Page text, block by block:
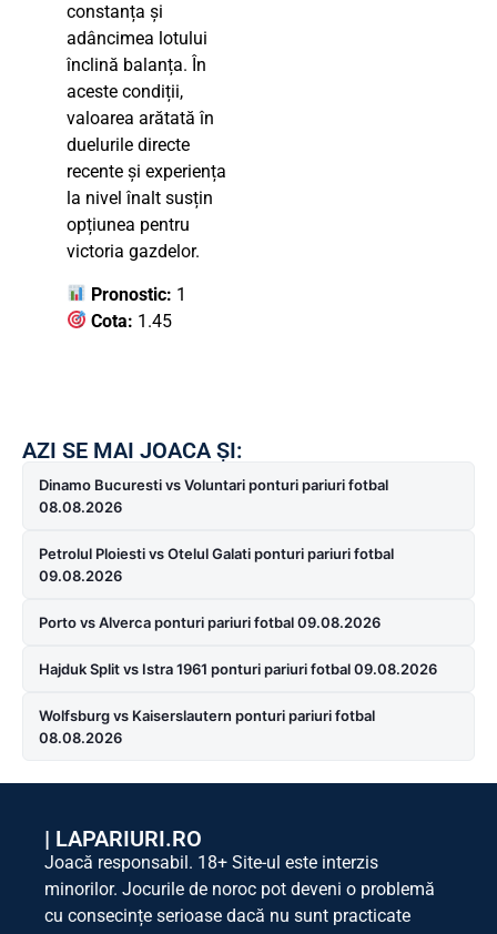
constanța și
adâncimea lotului
înclină balanța. În
aceste condiții,
valoarea arătată în
duelurile directe
recente și experiența
la nivel înalt susțin
opțiunea pentru
victoria gazdelor.
Pronostic: 1
Cota: 1.45
AZI SE MAI JOACA ȘI:
Dinamo Bucuresti vs Voluntari ponturi pariuri fotbal
08.08.2026
Petrolul Ploiesti vs Otelul Galati ponturi pariuri fotbal
09.08.2026
Porto vs Alverca ponturi pariuri fotbal 09.08.2026
Hajduk Split vs Istra 1961 ponturi pariuri fotbal 09.08.2026
Wolfsburg vs Kaiserslautern ponturi pariuri fotbal
08.08.2026
| LAPARIURI.RO
Joacă responsabil. 18+ Site-ul este interzis
minorilor. Jocurile de noroc pot deveni o problemă
cu consecințe serioase dacă nu sunt practicate